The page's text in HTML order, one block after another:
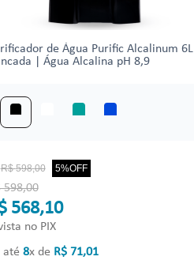
de Água Purific Alcalinum 6L
| Água Alcalina pH 8,9
R$ 598,00 5%OFF
598,00
568,10
no PIX
até 8x de R$ 71,01